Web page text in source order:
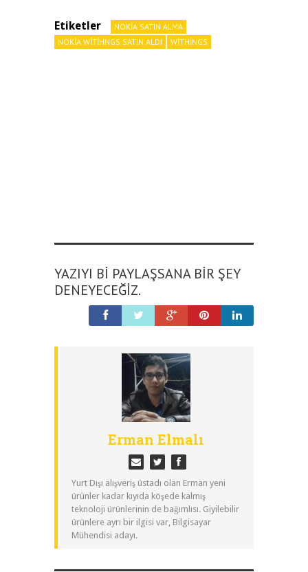
Etiketler
NOKIA SATIN ALMA
NOKIA WITIHNGS SATIN ALDI
WITHINGS
YAZIYI BI PAYLAŞSANA BIR ŞEY
DENEYECEĞIZ.
Erman Elmalı
Yurt Dışı alışveriş üstadı olan Erman yeni
ürünler kadar kıyıda köşede kalmış
teknoloji ürünlerinin de bağımlısı. Giyilebilir
ürünlere ayrı bir ilgisi var, Bilgisayar
Mühendisi adayı.